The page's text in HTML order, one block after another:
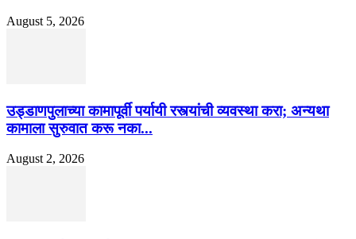
August 5, 2026
उड्डाणपुलाच्या कामापूर्वी पर्यायी रस्त्यांची व्यवस्था करा; अन्यथा
कामाला सुरुवात करू नका...
August 2, 2026